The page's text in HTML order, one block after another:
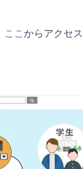
ここ からアクセ